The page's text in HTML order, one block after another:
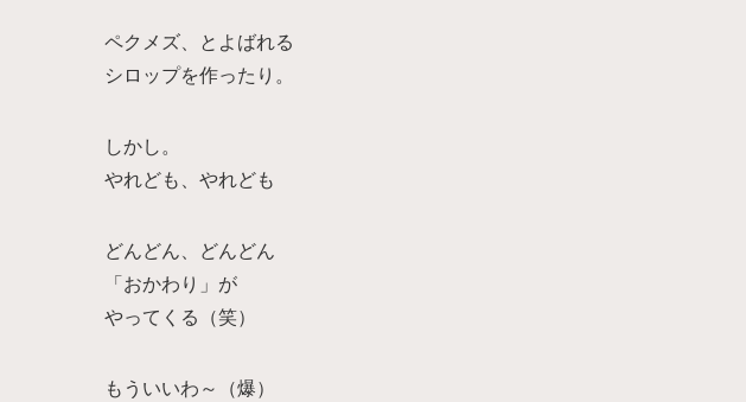
ペクメズ、とよばれる
シロップを作ったり。
しかし。
やれども、やれども
どんどん、どんどん
「おかわり」が
やってくる（笑）
もういいわ～（爆）